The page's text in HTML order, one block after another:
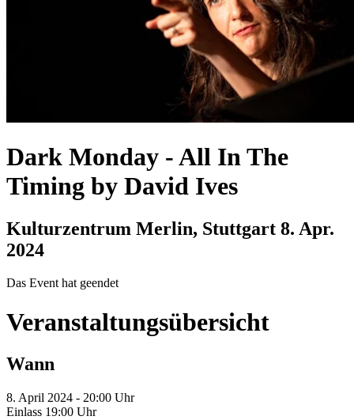
Dark Monday -All In The
Timing by David Ives
Kulturzentrum Merlin, Stuttgart 8. Apr.
2024
Das Event hat geendet
Veranstaltungsübersicht
Wann
8. April 2024 - 20:00 Uhr
Einlass 19:00 Uhr